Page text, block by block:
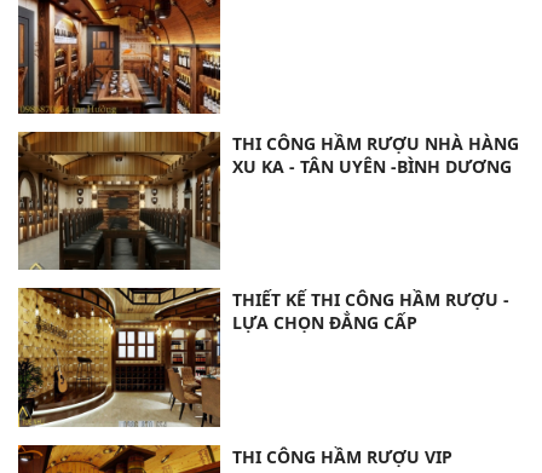
THI CÔNG HẦM RƯỢU NHÀ HÀNG
XU KA - TÂN UYÊN -BÌNH DƯƠNG
THIẾT KẾ THI CÔNG HẦM RƯỢU -
LỰA CHỌN ĐẲNG CẤP
THI CÔNG HẦM RƯỢU VIP